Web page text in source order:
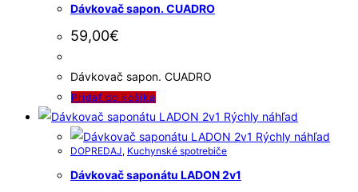
Dávkovač sapon. CUADRO
59,00€
Dávkovač sapon. CUADRO
Pridať do košíka
Rýchly náhľad
Rýchly náhľad
DOPREDAJ, Kuchynské spotrebiče
Dávkovač saponátu LADON 2v1